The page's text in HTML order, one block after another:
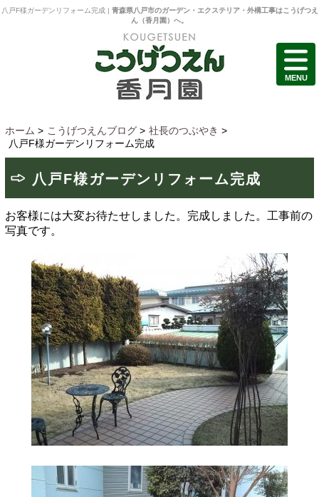
八戸F様ガーデンリフォーム完成 | 青森県八戸市のガーデン・エクステリア・外構工事はこうげつえ
ん（香月園）へ。
ホーム > こうげつえんブログ > 社長のつぶやき >
八戸F様ガーデンリフォーム完成
八戸F様ガーデンリフォーム完成
お客様には大変お待たせしました。完成しました。工事前の
写真です。
MENU